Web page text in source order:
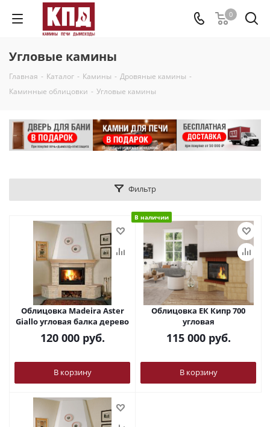
0
Угловые камины
Главная - Каталог - Камины - Дровяные камины -
Каминные облицовки - Угловые камины
Фильтр
Облицовка Madeira Aster
Giallo угловая балка дерево
120 000руб.
В корзину
В наличии
Облицовка ЕК Кипр 700
угловая
115 000руб.
В корзину